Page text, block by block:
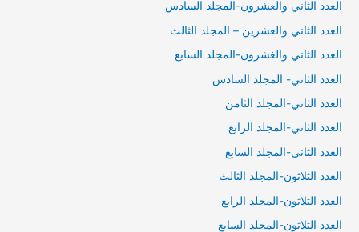
العدد الثاني والعشرون-المجلد السادس
العدد الثاني والعشرين – المجلد الثالث
العدد الثاني والغشرون-المجلد السابع
العدد الثاني- المجلد السادس
العدد الثاني-المجلد الثامن
العدد الثاني-المجلد الرابع
العدد الثاني-المجلد السابع
العدد الثلاثون-المجلد الثالث
العدد الثلاثون-المجلد الرابع
العدد الثلاثون-المجلد السابع